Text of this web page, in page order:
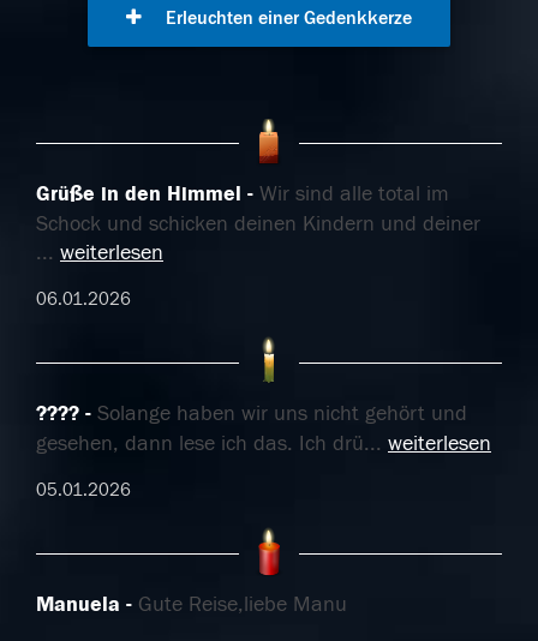
Erleuchten einer Gedenkkerze
Grüße in den Himmel
Wir sind alle total im
Schock und schicken deinen Kindern und deiner
... weiterlesen
06.01.2026
????
Solange haben wir uns nicht gehört und
gesehen, dann lese ich das. Ich drü... weiterlesen
05.01.2026
Manuela Gute Reise,liebe Manu